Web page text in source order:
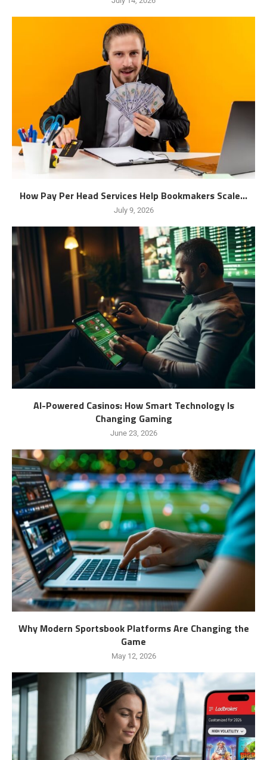
How Pay Per Head Services Help Bookmakers Scale...
July 9, 2026
AI-Powered Casinos: How Smart Technology Is
Changing Gaming
June 23, 2026
Why Modern Sportsbook Platforms Are Changing the
Game
May 12, 2026